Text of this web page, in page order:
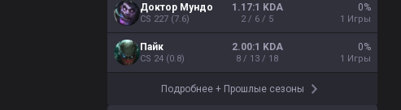
Доктор Мундо
CS 227 (7.6)
1.17:1 KDA
2 / 6 / 5
0%
1 Игры
Пайк
CS 24 (0.8)
2.00:1 KDA
8 / 13 / 18
0%
1 Игры
Подробнее + Прошлые сезоны